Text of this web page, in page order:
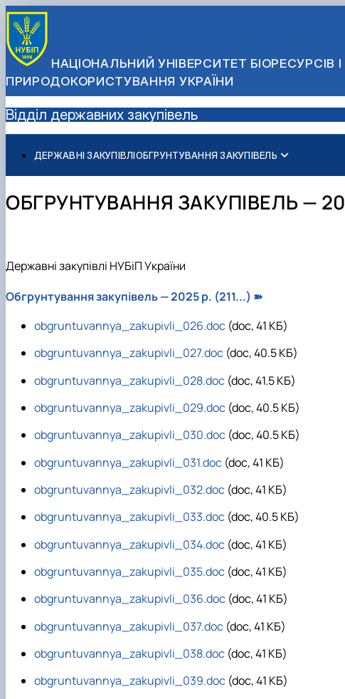
НАЦІОНАЛЬНИЙ УНІВЕРСИТЕТ БІОРЕСУРСІВ І
ПРИРОДОКОРИСТУВАННЯ УКРАЇНИ
Відділ державних закупівель
ДЕРЖАВНІ ЗАКУПІВЛІОБГРУНТУВАННЯ ЗАКУПІВЕЛЬ
Обгрунтування закупівель — 2021 р.
Обгрунтування закупівель — 2022-2023-2024 рр.
Обгрунтування закупівель — 2025 р.
ОБГРУНТУВАННЯ ЗАКУПІВЕЛЬ —
Державні закупівлі НУБіП України
Обгрунтування закупівель — 2025 р. (211...) ➽
obgruntuvannya_zakupivli_026.doc (doc, 41 КБ)
obgruntuvannya_zakupivli_027.doc (doc, 40.5 КБ)
obgruntuvannya_zakupivli_028.doc (doc, 41.5 КБ)
obgruntuvannya_zakupivli_029.doc (doc, 40.5 КБ)
obgruntuvannya_zakupivli_030.doc (doc, 40.5 КБ)
obgruntuvannya_zakupivli_031.doc (doc, 41 КБ)
obgruntuvannya_zakupivli_032.doc (doc, 41 КБ)
obgruntuvannya_zakupivli_033.doc (doc, 40.5 КБ)
obgruntuvannya_zakupivli_034.doc (doc, 41 КБ)
obgruntuvannya_zakupivli_035.doc (doc, 41 КБ)
obgruntuvannya_zakupivli_036.doc (doc, 41 КБ)
obgruntuvannya_zakupivli_037.doc (doc, 41 КБ)
obgruntuvannya_zakupivli_038.doc (doc, 41 КБ)
obgruntuvannya_zakupivli_039.doc (doc, 41 КБ)